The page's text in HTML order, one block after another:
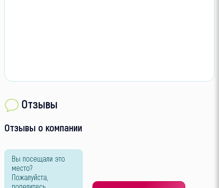
Отзывы
Отзывы о компании
Вы посещали это
место?
Пожалуйста,